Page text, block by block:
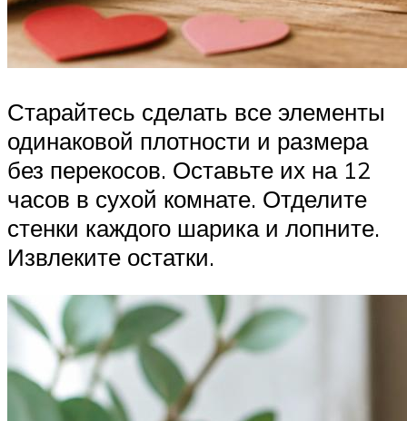
Старайтесь сделать все элементы
одинаковой плотности и размера
без перекосов. Оставьте их на 12
часов в сухой комнате. Отделите
стенки каждого шарика и лопните.
Извлеките остатки.